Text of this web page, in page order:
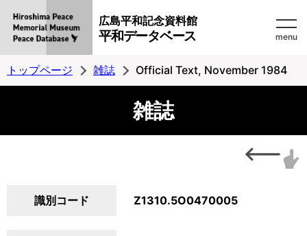
広島平和記念資料館
平和データベース menu
トップページ 雑誌 Official Text, November 1984
雑誌
識別コード Z1310.5O0470005